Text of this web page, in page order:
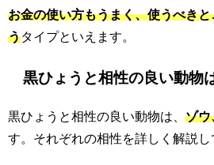
お金の使い方もうまく、使うべき
うタイプといえます。
黒ひょうと相性の良い動物
黒ひょうと相性の良い動物は、 ゾウ
す。それぞれの相性を詳しく解説し